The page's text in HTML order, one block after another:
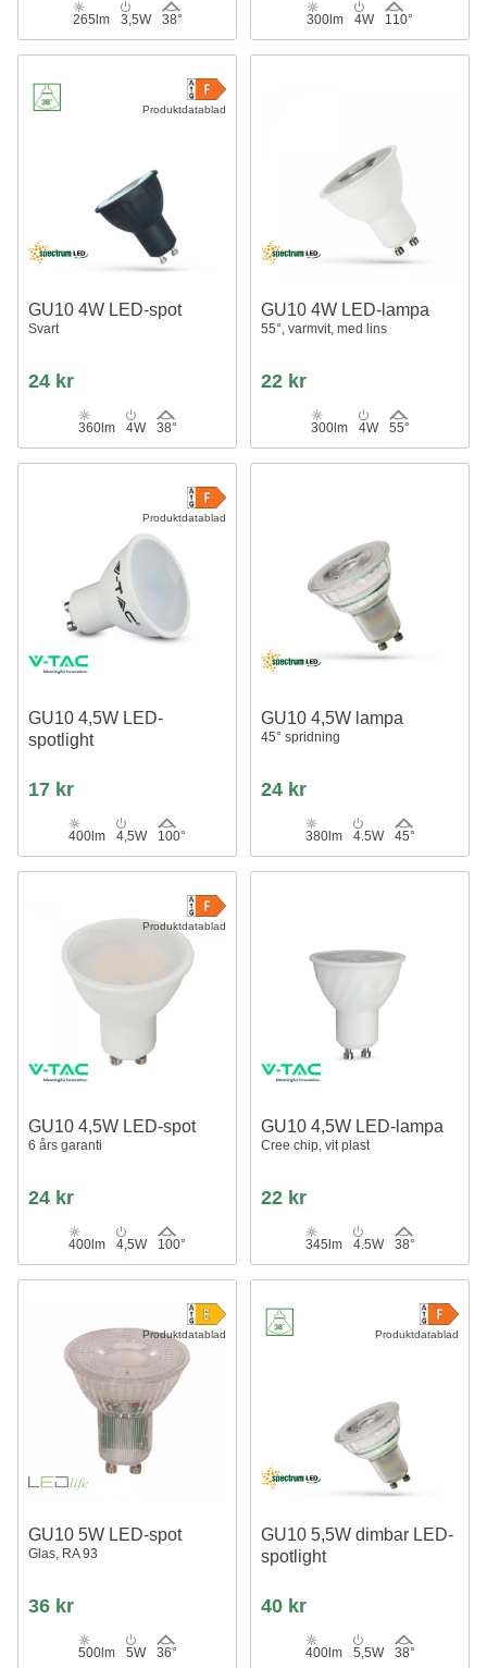
265lm 3,5W 38° 300lm 4W 110°
Produktdatablad
GU10 4W LED-spot
Svart
24 kr
360lm 4W 38°
GU10 4W LED-lampa
55°, varmvit, med lins
22 kr
300lm 4W 55°
Produktdatablad
GU10 4,5W LED-
spotlight
17 kr
400lm 4,5W 100°
GU10 4,5W lampa
45° spridning
24 kr
380lm 4.5W 45°
Produktdatablad
GU10 4,5W LED-spot
6 års garanti
24 kr
400lm 4,5W 100°
GU10 4,5W LED-lampa
Cree chip, vit plast
22 kr
345lm 4.5W 38°
Produktdatablad
GU10 5W LED-spot
Glas, RA 93
36 kr
500lm 5W 36°
Produktdatablad
GU10 5,5W dimbar LED-
spotlight
40 kr
400lm 5,5W 38°